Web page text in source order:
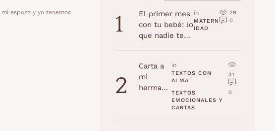
esposo y yo tenemos
1
El primer mes
con tu bebé: lo
que nadie te
in
MATERN
IDAD
29
0
2
Carta a
mi
hermana
in
TEXTOS CON
ALMA
TEXTOS
EMOCIONALES Y
CARTAS
31
0